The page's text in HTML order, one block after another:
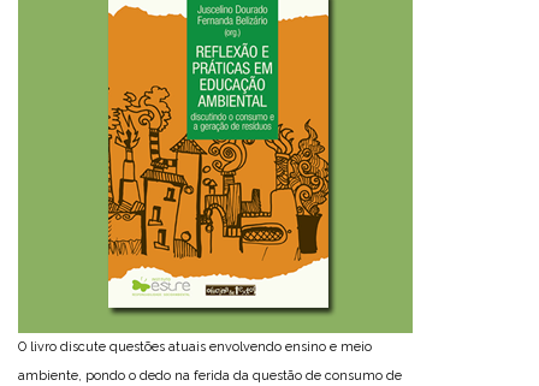
O livro discute questões atuais envolvendo ensino e meio
ambiente, pondo o dedo na ferida da questão de consumo de